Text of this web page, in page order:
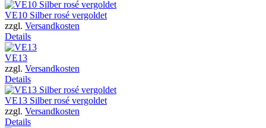
VE10 Silber rosé vergoldet
zzgl. Versandkosten
Details
VE13
zzgl. Versandkosten
Details
VE13 Silber rosé vergoldet
zzgl. Versandkosten
Details